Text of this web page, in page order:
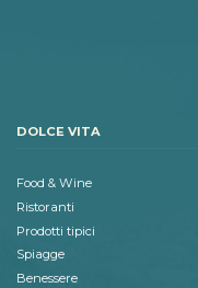
DOLCE VITA
Food & Wine
Ristoranti
Prodotti tipici
Spiagge
Benessere